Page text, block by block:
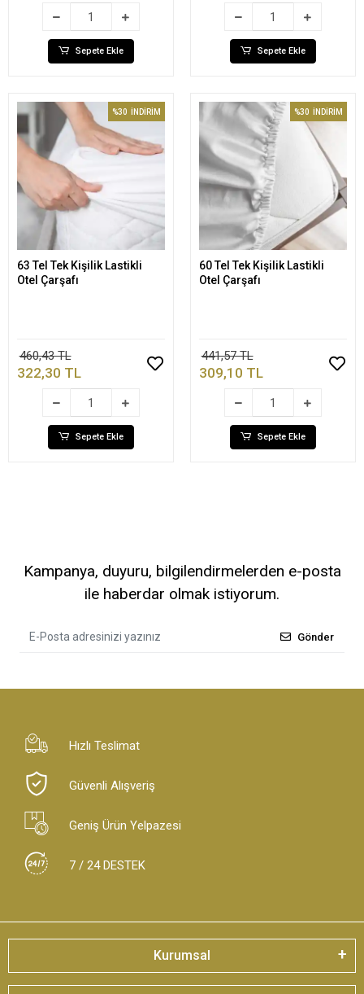
Sepete Ekle Sepete Ekle
%30 İNDİRİM
Sepete Ekle
63 Tel Tek Kişilik Lastikli
Otel Çarşafı
460,43 TL
322,30 TL
Sepete Ekle
%30 İNDİRİM
Sepete Ekle
60 Tel Tek Kişilik Lastikli
Otel Çarşafı
441,57 TL
309,10 TL
Sepete Ekle
Kampanya, duyuru, bilgilendirmelerden e-posta
ile haberdar olmak istiyorum.
Gönder
Hızlı Teslimat
Güvenli Alışveriş
Geniş Ürün Yelpazesi
7 / 24 DESTEK
Kurumsal